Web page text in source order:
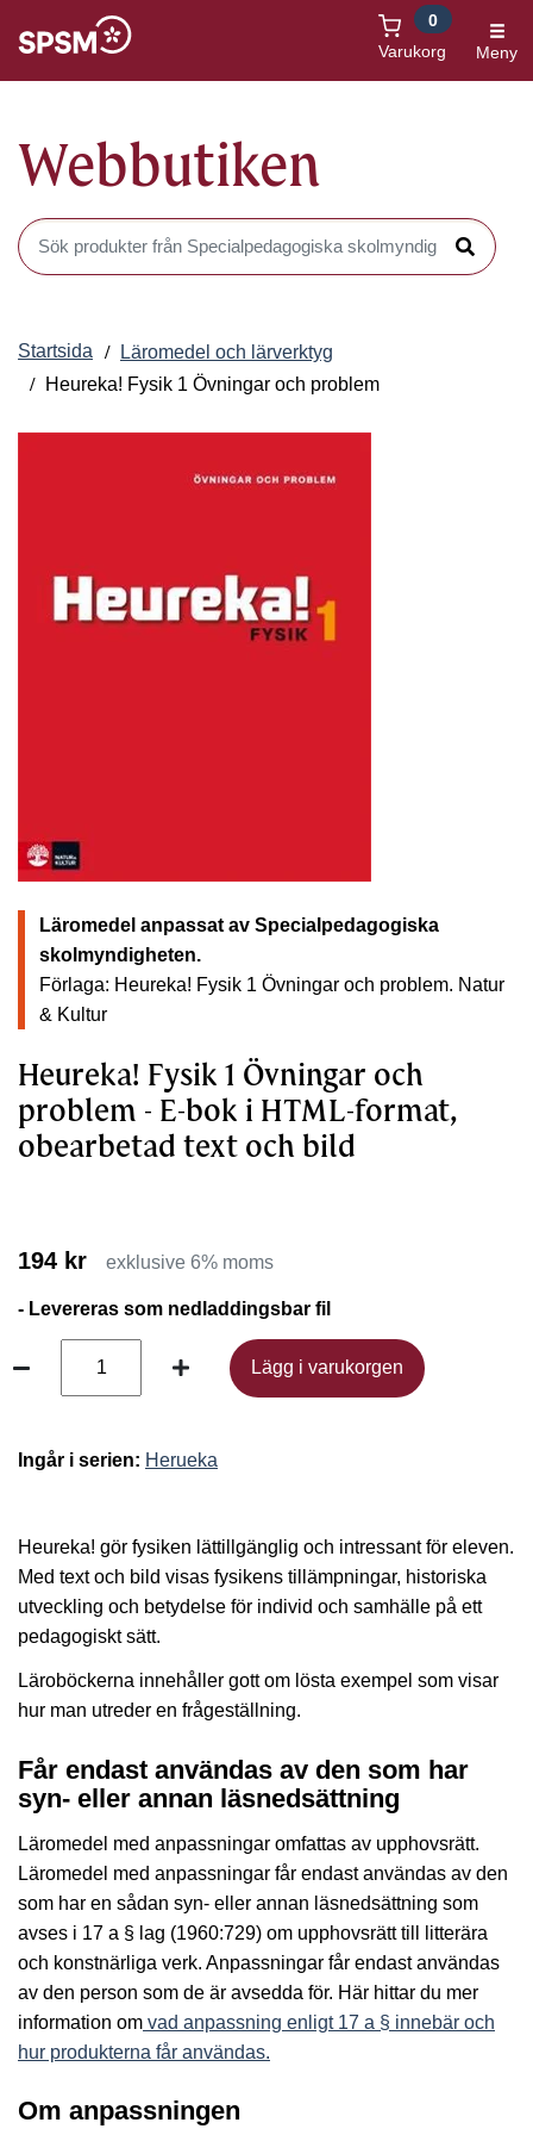
Varukorg
0
Meny
Webbutiken
Sök produkter i Webbutiken
Sök
Startsida
Läromedel och lärverktyg
Heureka! Fysik 1 Övningar och problem
Läromedel anpassat av Specialpedagogiska
skolmyndigheten.
Förlaga: Heureka! Fysik 1 Övningar och problem. Natur
& Kultur
Heureka! Fysik 1 Övningar och
problem - E-bok i HTML-format,
obearbetad text och bild
194 kr exklusive 6% moms
- Levereras som nedladdingsbar fil
Lägg i varukorgen
Lägg i varukorgen
Ingår i serien: Herueka
Heureka! gör fysiken lättillgänglig och intressant för eleven.
Med text och bild visas fysikens tillämpningar, historiska
utveckling och betydelse för individ och samhälle på ett
pedagogiskt sätt.
Läroböckerna innehåller gott om lösta exempel som visar
hur man utreder en frågeställning.
Får endast användas av den som har
syn- eller annan läsnedsättning
Läromedel med anpassningar omfattas av upphovsrätt.
Läromedel med anpassningar får endast användas av den
som har en sådan syn- eller annan läsnedsättning som
avses i 17 a § lag (1960:729) om upphovsrätt till litterära
och konstnärliga verk. Anpassningar får endast användas
av den person som de är avsedda för. Här hittar du mer
information om vad anpassning enligt 17 a § innebär och
hur produkterna får användas.
Om anpassningen